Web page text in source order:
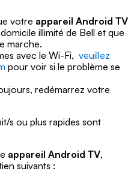
votre appareil Android TV
illimité de Bell et que
marche.
avec le Wi-Fi, veuillez
pour voir si le problème se
redémarrez votre
s ou plus rapides sont
appareil Android TV,
suivants :